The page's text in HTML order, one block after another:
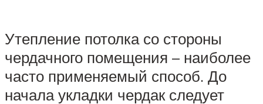
Утепление потолка со стороны
чердачного помещения – наиболее
часто применяемый способ. До
начала укладки чердак следует